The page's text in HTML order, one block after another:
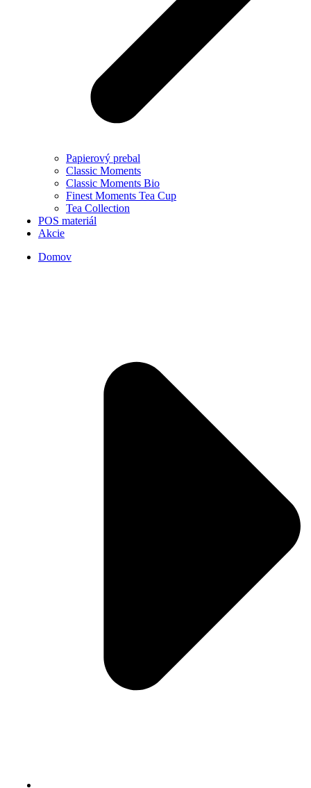
Papierový prebal
Classic Moments
Classic Moments Bio
Finest Moments Tea Cup
Tea Collection
POS materiál
Akcie
Domov